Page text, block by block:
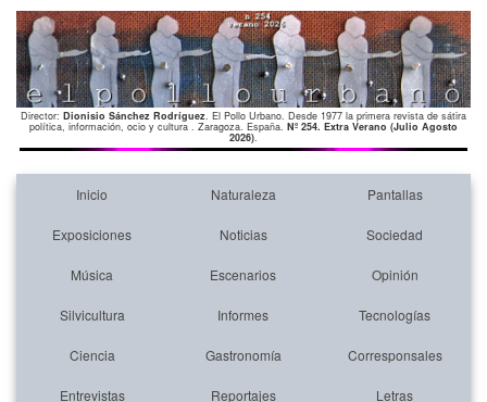
Director: Dionisio Sánchez Rodríguez. El Pollo Urbano. Desde 1977 la primera revista de sátira
política, información, ocio y cultura . Zaragoza. España. Nº 254. Extra Verano (Julio Agosto
2026).
Inicio Naturaleza Pantallas
Exposiciones Noticias Sociedad
Música Escenarios Opinión
Silvicultura Informes Tecnologías
Ciencia Gastronomía Corresponsales
Entrevistas Reportajes Letras